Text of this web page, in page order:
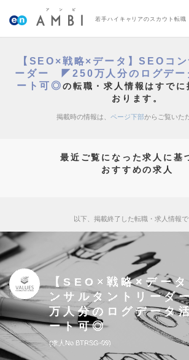
若手ハイキャリアのスカウト転職
【SEO×戦略×データ】SEOコン
ーダー ◤250万人分のログデー
ート可◎の転職・求人情報はすでに
おります。
掲載時の情報は、 ページ下部からご覧いた
最近ご覧になった求人に基
おすすめの求人
以下、掲載終了した転職・求人情報で
【SEO×戦略×デー
ンサルタントリー
万人分のログデータ
ート可◎
求人No.BTRSG-09